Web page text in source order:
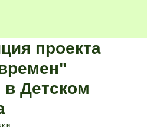
проекта
в Детском